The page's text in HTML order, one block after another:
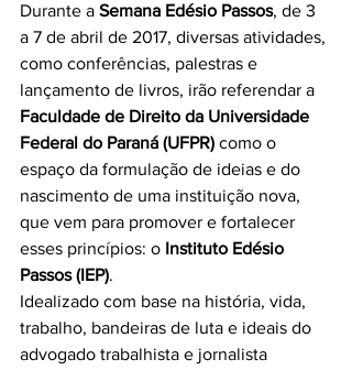
Durante a Semana Edésio Passos, de 3
a 7 de abril de 2017, diversas atividades,
como conferências, palestras e
lançamento de livros, irão referendar a
Faculdade de Direito da Universidade
Federal do Paraná (UFPR) como o
espaço da formulação de ideias e do
nascimento de uma instituição nova,
que vem para promover e fortalecer
esses princípios: o Instituto Edésio
Passos (IEP).
Idealizado com base na história, vida,
trabalho, bandeiras de luta e ideais do
advogado trabalhista e jornalista